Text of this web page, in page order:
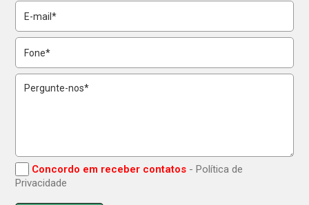
Concordo em receber contatos - Política de
Privacidade